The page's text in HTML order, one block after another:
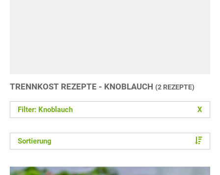
TRENNKOST REZEPTE - KNOBLAUCH (2 REZEPTE)
Filter: Knoblauch X
Sortierung